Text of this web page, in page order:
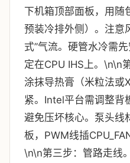
下机箱顶部面板，用随
预装冷排外侧）。注意
式”气流。硬管水冷需
定在CPU IHS上。\n\n
涂抹导热膏（米粒法或
紧。Intel平台需调整背
避免压坏核心。泵头线
板，PWM线插
\n\n第三步：管路走线